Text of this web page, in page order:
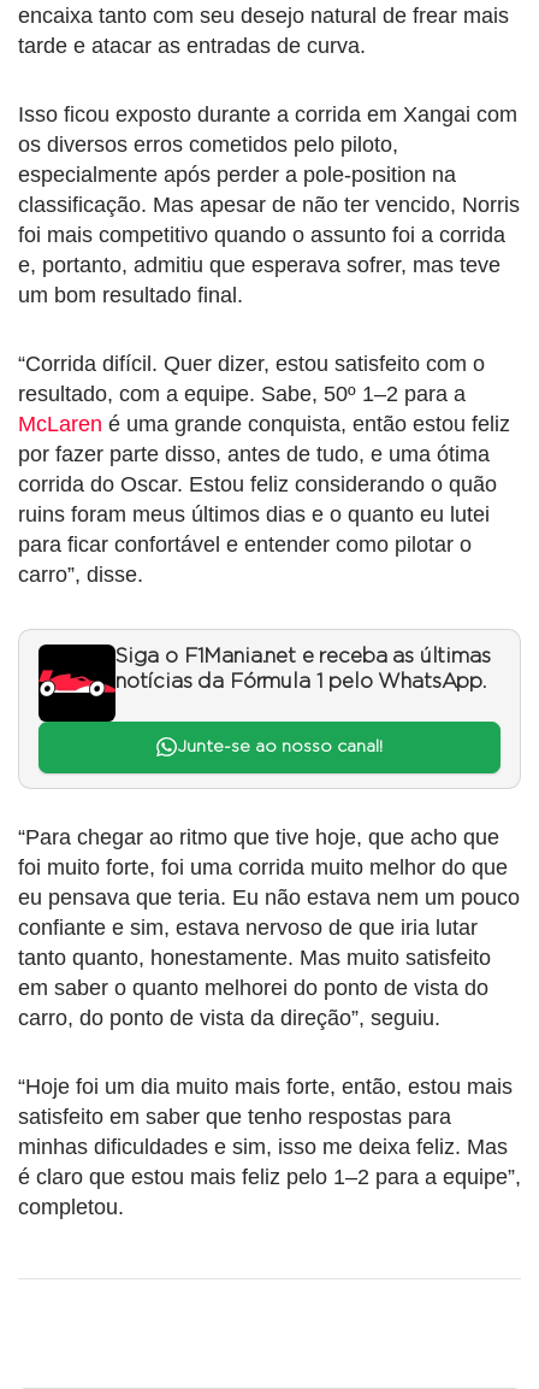
encaixa tanto com seu desejo natural de frear mais
tarde e atacar as entradas de curva.
Isso ficou exposto durante a corrida em Xangai com
os diversos erros cometidos pelo piloto,
especialmente após perder a pole-position na
classificação. Mas apesar de não ter vencido, Norris
foi mais competitivo quando o assunto foi a corrida
e, portanto, admitiu que esperava sofrer, mas teve
um bom resultado final.
“Corrida difícil. Quer dizer, estou satisfeito com o
resultado, com a equipe. Sabe, 50º 1–2 para a
McLaren é uma grande conquista, então estou feliz
por fazer parte disso, antes de tudo, e uma ótima
corrida do Oscar. Estou feliz considerando o quão
ruins foram meus últimos dias e o quanto eu lutei
para ficar confortável e entender como pilotar o
carro”, disse.
Siga o F1Mania.net e receba as últimas
notícias da Fórmula 1 pelo WhatsApp.
Junte-se ao nosso canal!
“Para chegar ao ritmo que tive hoje, que acho que
foi muito forte, foi uma corrida muito melhor do que
eu pensava que teria. Eu não estava nem um pouco
confiante e sim, estava nervoso de que iria lutar
tanto quanto, honestamente. Mas muito satisfeito
em saber o quanto melhorei do ponto de vista do
carro, do ponto de vista da direção”, seguiu.
“Hoje foi um dia muito mais forte, então, estou mais
satisfeito em saber que tenho respostas para
minhas dificuldades e sim, isso me deixa feliz. Mas
é claro que estou mais feliz pelo 1–2 para a equipe”,
completou.